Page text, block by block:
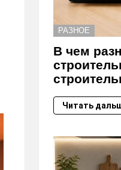
РАЗНОЕ
В чем
Читать